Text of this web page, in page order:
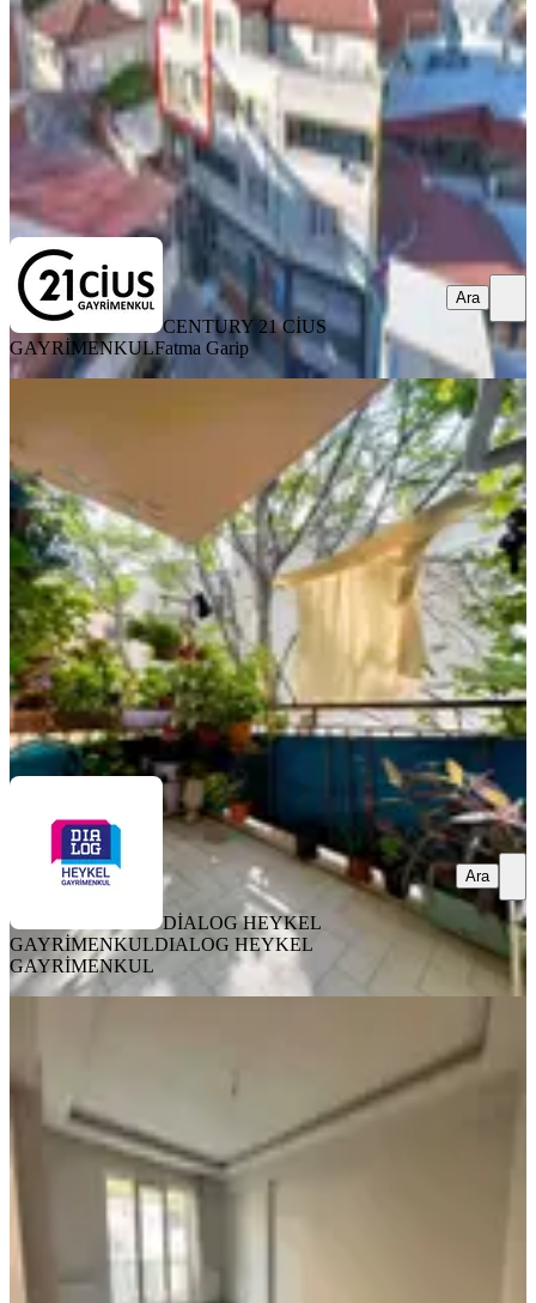
3+1·250 m² ·3. Kat 06.08.2026
4.250.000 ₺
CENTURY 21 CİUS GAYRİMENKULFatma Garip
CENTURY 21 CİUS
GAYRİMENKULFatma Garip
Ara
Altıparmak'ta | Ara Kat Çift Balkonlu
Aydınlık 2+1 Satılık Daire
Osmangazi, Altıparmak Mahallesi
2+1
90 m²·4. Kat·06.08.2026
1.997.000 ₺
DİALOG HEYKEL GAYRİMENKUL
DIALOG HEYKEL
GAYRİMENKUL
Ara
DİALOG HEYKEL
GAYRİMENKULDIALOG HEYKEL
GAYRİMENKUL
Ara
Rs Mutlu Demirtaş Barbaros Mh 2+1
Osmangazi, Demirtaş Barbaros Mahallesi
2+1·98 m² ·2. Kat
3.500.000 ₺
RESİTAL MUTLU GAYRİMENKUL